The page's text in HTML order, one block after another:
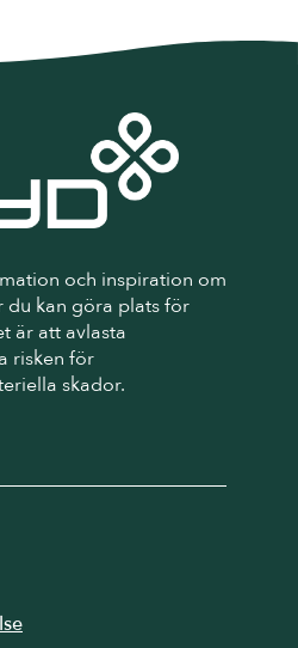
och inspiration om
du kan göra plats för
är att avlasta
risken för
skador.